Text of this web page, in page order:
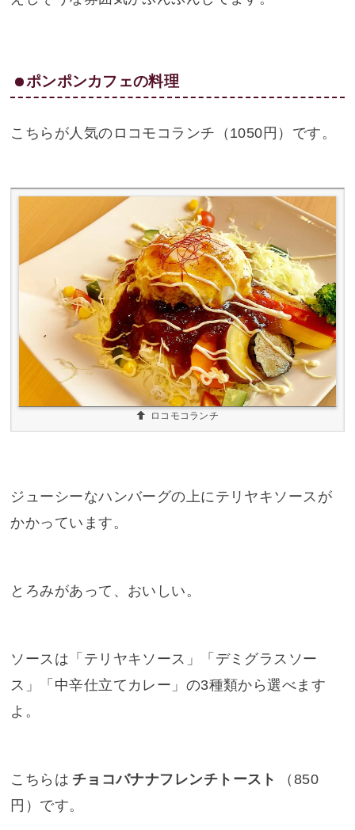
ポンポンカフェの料理
こちらが人気のロコモコランチ（1050円）です。
ロコモコランチ
ジューシーなハンバーグの上にテリヤキソースが
かかっています。
とろみがあって、おいしい。
ソースは「テリヤキソース」「デミグラスソー
ス」「中辛仕立てカレー」の3種類から選べます
よ。
こちらは チョコバナナフレンチトースト
（850
円）です。